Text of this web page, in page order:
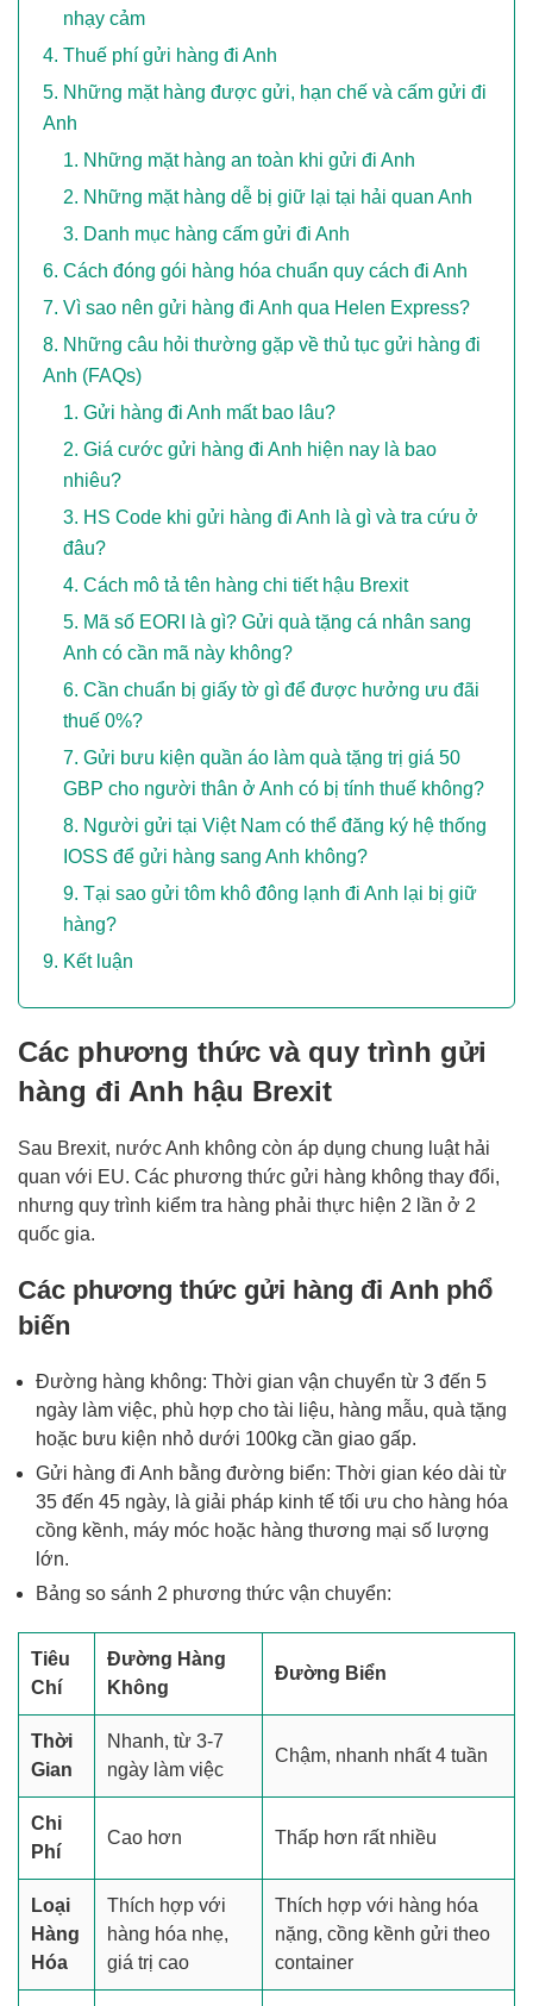
nhạy cảm
Thuế phí gửi hàng đi Anh
Những mặt hàng được gửi, hạn chế và cấm gửi đi
Anh
Những mặt hàng an toàn khi gửi đi Anh
Những mặt hàng dễ bị giữ lại tại hải quan Anh
Danh mục hàng cấm gửi đi Anh
Cách đóng gói hàng hóa chuẩn quy cách đi Anh
Vì sao nên gửi hàng đi Anh qua Helen Express?
Những câu hỏi thường gặp về thủ tục gửi hàng đi
Anh (FAQs)
Gửi hàng đi Anh mất bao lâu?
Giá cước gửi hàng đi Anh hiện nay là bao
nhiêu?
HS Code khi gửi hàng đi Anh là gì và tra cứu ở
đâu?
Cách mô tả tên hàng chi tiết hậu Brexit
Mã số EORI là gì? Gửi quà tặng cá nhân sang
Anh có cần mã này không?
Cần chuẩn bị giấy tờ gì để được hưởng ưu đãi
thuế 0%?
Gửi bưu kiện quần áo làm quà tặng trị giá 50
GBP cho người thân ở Anh có bị tính thuế không?
Người gửi tại Việt Nam có thể đăng ký hệ thống
IOSS để gửi hàng sang Anh không?
Tại sao gửi tôm khô đông lạnh đi Anh lại bị giữ
hàng?
Kết luận
Các phương thức và quy trình gửi
hàng đi Anh hậu Brexit
Sau Brexit, nước Anh không còn áp dụng chung luật hải
quan với EU. Các phương thức gửi hàng không thay đổi,
nhưng quy trình kiểm tra hàng phải thực hiện 2 lần ở 2
quốc gia.
Các phương thức gửi hàng đi Anh phổ
biến
Đường hàng không: Thời gian vận chuyển từ 3 đến 5
ngày làm việc, phù hợp cho tài liệu, hàng mẫu, quà tặng
hoặc bưu kiện nhỏ dưới 100kg cần giao gấp.
Gửi hàng đi Anh bằng đường biển: Thời gian kéo dài từ
35 đến 45 ngày, là giải pháp kinh tế tối ưu cho hàng hóa
cồng kềnh, máy móc hoặc hàng thương mại số lượng
lớn.
Bảng so sánh 2 phương thức vận chuyển:
Tiêu
Chí
Đường Hàng
Không
Đường Biển
Thời
Gian
Nhanh, từ 3-7
ngày làm việc
Chậm, nhanh nhất 4 tuần
Chi
Phí
Cao hơn Thấp hơn rất nhiều
Loại
Hàng
Hóa
Thích hợp với
hàng hóa nhẹ,
giá trị cao
Thích hợp với hàng hóa
nặng, cồng kềnh gửi theo
container